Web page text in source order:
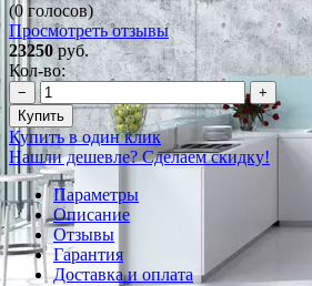
(0 голосов)
Просмотреть отзывы
23250руб.
Кол-во:
−
+
Купить
Купить в один клик
Нашли дешевле? Сделаем скидку!
Параметры
Описание
Отзывы
Гарантия
Доставка и оплата